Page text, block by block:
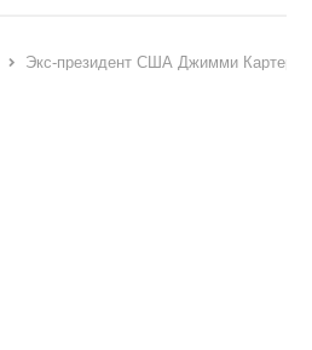
Экс-президент США Джимми Картер